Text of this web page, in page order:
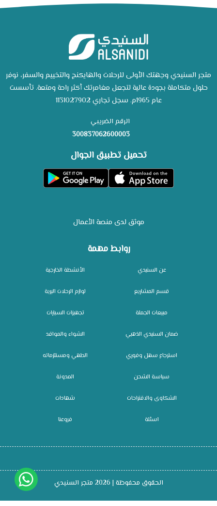
روابط مهمة
عن السنيدي
قسم المشاريع
مبيعات الجملة
ضمان السنيدي الذهبي
استرجاع سهل وفوري
سياسة الشحن
الشكاوى والاقتراحات
اسئلة
الأنشطة الخارجية
لوازم الرحلات البرية
تجهيزات السيارات
الشواء والمواقد
الطهي ومستلزماته
المدونة
شهادات
فروعنا
متجر السنيدي وجهتك الأولى للرحلات والهايكنج والتخييم والسفر، نوفر
حلول متكاملة بجودة عالية لتجعل مغامرتك أكثر راحة ومتعة. تأسست
عام 1965م. سجل تجاري 1131027902
الرقم الضريبي
300837062600003
تحميل تطبيق الجوال
موثق لدى منصة الأعمال
الحقوق محفوظة | 2026 متجر السنيدي